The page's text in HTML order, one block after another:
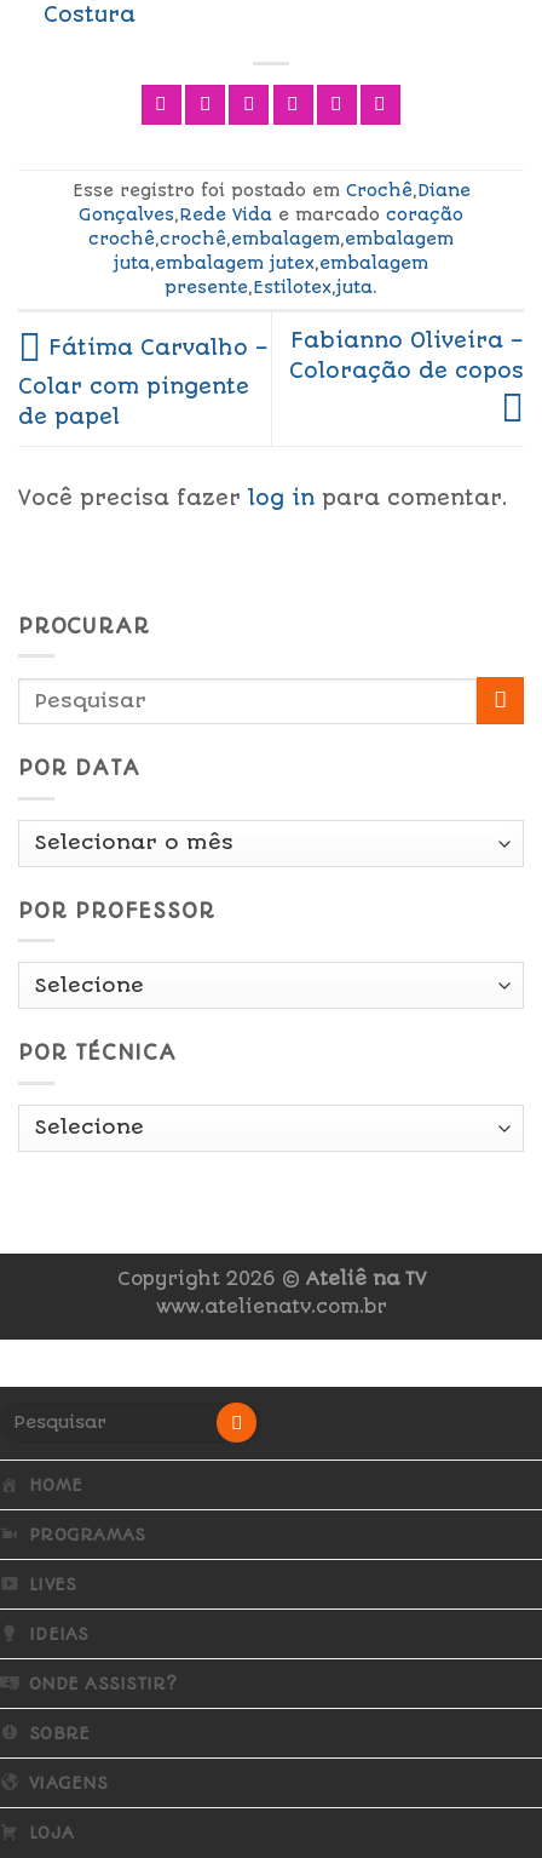
Costura
Esse registro foi postado em Crochê,Diane
Gonçalves,Rede Vida e marcado coração
crochê,crochê,embalagem,embalagem
juta,embalagem jutex,embalagem
presente,Estilotex,juta.
Fátima Carvalho –
Colar com pingente
de papel
Fabianno Oliveira –
Coloração de copos
Você precisa fazer log in para comentar.
PROCURAR
POR DATA
Por
POR PROFESSOR
POR TÉCNICA
Copyright 2026 © Ateliê na TV
www.atelienatv.com.br
HOME
PROGRAMAS
LIVES
IDEIAS
ONDE ASSISTIR?
SOBRE
VIAGENS
LOJA